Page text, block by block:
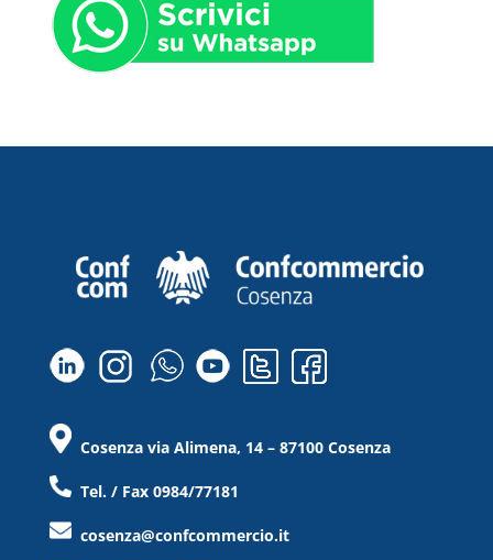
Cosenza via Alimena, 14 – 87100 Cosenza
Tel. / Fax 0984/77181
cosenza@confcommercio.it